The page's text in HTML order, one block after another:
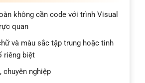
không cần code với trình Visual
quan
và màu sắc tập trung hoặc tinh
riêng biệt
chuyên nghiệp